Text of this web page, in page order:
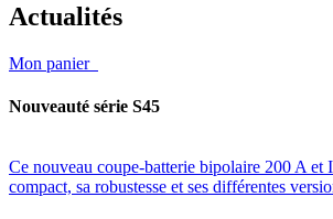
Actualités
Mon panier
Nouveauté série S45
Ce nouveau coupe-batterie bipolaire 200 A et
compact, sa robustesse et ses différentes